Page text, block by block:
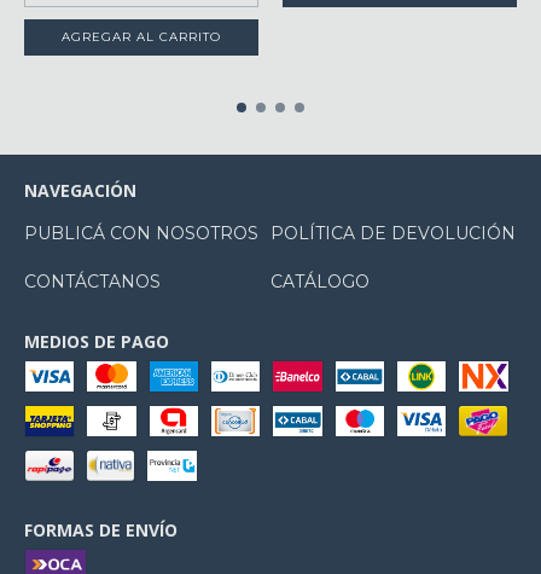
NAVEGACIÓN
PUBLICÁ CON NOSOTROS POLÍTICA DE DEVOLUCIÓN
CONTÁCTANOS CATÁLOGO
MEDIOS DE PAGO
FORMAS DE ENVÍO